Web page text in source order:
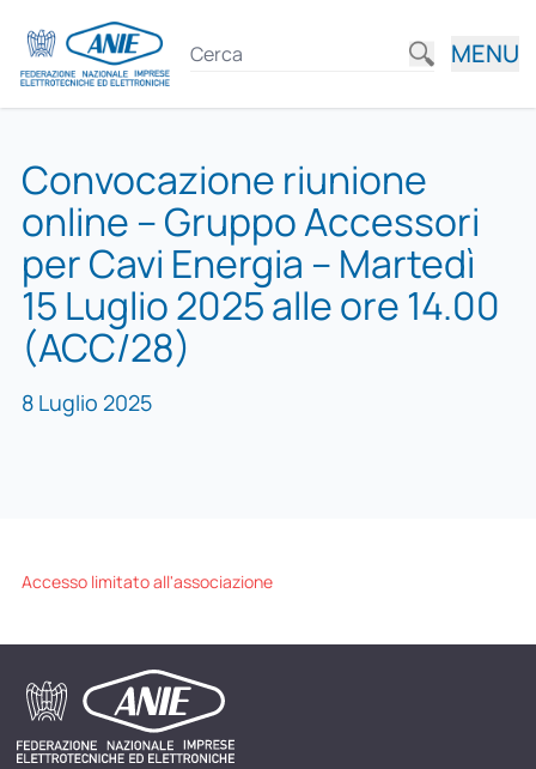
MENU
Convocazione riunione
online – Gruppo Accessori
per Cavi Energia – Martedì
15 Luglio 2025 alle ore 14.00
(ACC/28)
8 Luglio 2025
Accesso limitato all'associazione